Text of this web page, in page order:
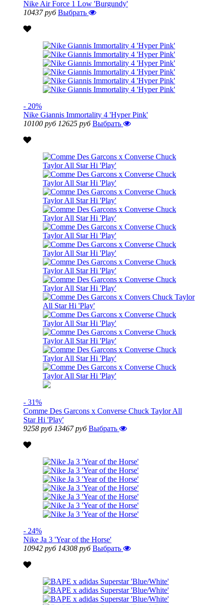
Nike Air Force 1 Low 'Burgundy'
10437 руб Выбрать
- 20%
Nike Giannis Immortality 4 'Hyper Pink'
10100 руб 12625 руб Выбрать
- 31%
Comme Des Garcons x Converse Chuck Taylor All
Star Hi 'Play'
9258 руб 13467 руб Выбрать
- 24%
Nike Ja 3 'Year of the Horse'
10942 руб 14308 руб Выбрать